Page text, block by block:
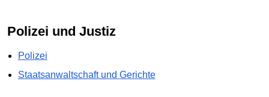
Polizei und Justiz
Polizei
Staatsanwaltschaft und Gerichte